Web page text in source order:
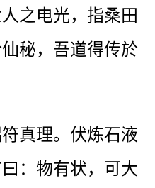
之电光，指桑田
秘，吾道得传於
真理。伏炼石液
：物有状，可大